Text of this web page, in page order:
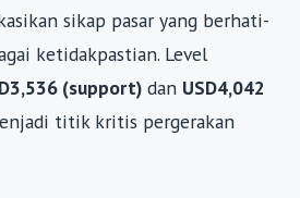
sikap pasar yang berhati-
ketidakpastian. Level
(support) dan USD4,042
titik kritis pergerakan